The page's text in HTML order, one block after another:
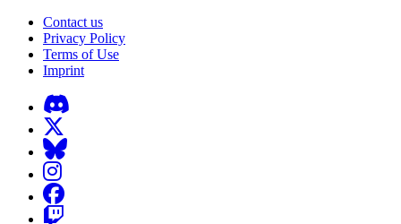
Contact us
Privacy Policy
Terms of Use
Imprint